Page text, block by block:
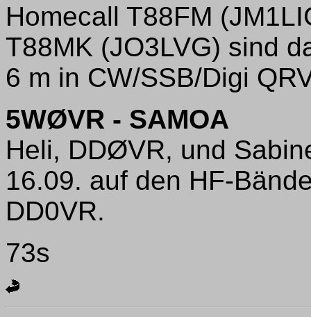
Homecall T88FM
T88MK (JO3LVG) sind
6 m in CW/SSB/Digi
5WØVR - SAMOA
Heli, DDØVR, und
16.09. auf den HF-
DD0VR.
73s